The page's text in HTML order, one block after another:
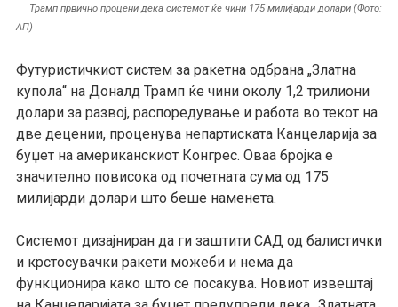
Трамп првично процени дека системот ќе чини 175 милијарди долари (Фото:
АП)
Футуристичкиот систем за ракетна одбрана „Златна
купола“ на Доналд Трамп ќе чини околу 1,2 трилиони
долари за развој, распоредување и работа во текот на
две децении, проценува непартиската Канцеларија за
буџет на американскиот Конгрес. Оваа бројка е
значително повисока од почетната сума од 175
милијарди долари што беше наменета.
Системот дизајниран да ги заштити САД од балистички
и крстосувачки ракети можеби и нема да
функционира како што се посакува. Новиот извештај